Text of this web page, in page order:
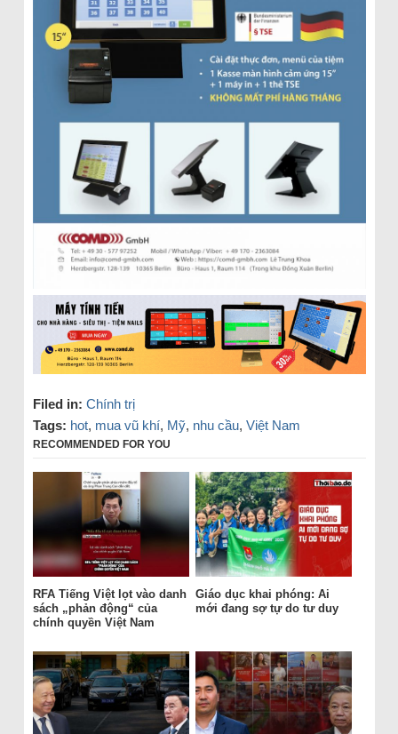
Filed in: Chính trị
Tags: hot, mua vũ khí, Mỹ, nhu cầu, Việt Nam
RECOMMENDED FOR YOU
RFA Tiếng Việt lọt vào danh
sách „phản động“ của
chính quyền Việt Nam
Giáo dục khai phóng: Ai
mới đang sợ tự do tư duy